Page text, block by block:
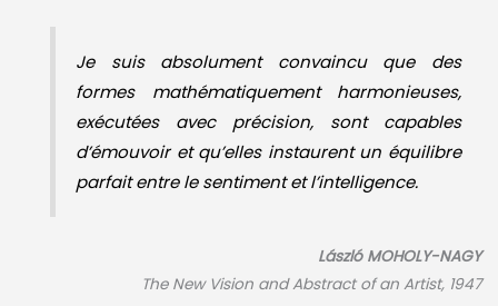
Je suis absolument convaincu que des
formes mathématiquement harmonieuses,
exécutées avec précision, sont capables
d’émouvoir et qu’elles instaurent un équilibre
parfait entre le sentiment et l’intelligence.
László MOHOLY-NAGY
The New Vision and Abstract of an Artist, 1947